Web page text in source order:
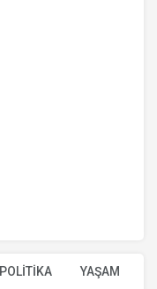
POLİTİKA YAŞAM